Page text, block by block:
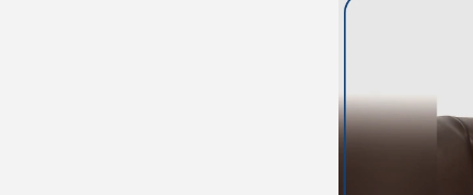
ENVIRONNEMENT
SANTE